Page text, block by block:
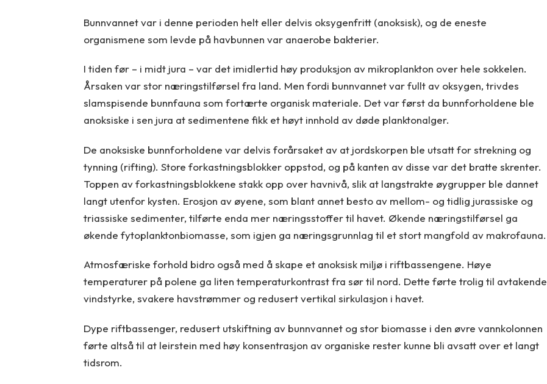
Bunnvannet var i denne perioden helt eller delvis oksygenfritt (anoksisk), og de eneste
organismene som levde på havbunnen var anaerobe bakterier.
I tiden før – i midt jura – var det imidlertid høy produksjon av mikroplankton over hele sokkelen.
Årsaken var stor næringstilførsel fra land. Men fordi bunnvannet var fullt av oksygen, trivdes
slamspisende bunnfauna som fortærte organisk materiale. Det var først da bunnforholdene ble
anoksiske i sen jura at sedimentene fikk et høyt innhold av døde planktonalger.
De anoksiske bunnforholdene var delvis forårsaket av at jordskorpen ble utsatt for strekning og
tynning (rifting). Store forkastningsblokker oppstod, og på kanten av disse var det bratte skrenter.
Toppen av forkastningsblokkene stakk opp over havnivå, slik at langstrakte øygrupper ble dannet
langt utenfor kysten. Erosjon av øyene, som blant annet besto av mellom- og tidlig jurassiske og
triassiske sedimenter, tilførte enda mer næringsstoffer til havet. Økende næringstilførsel ga
økende fytoplanktonbiomasse, som igjen ga næringsgrunnlag til et stort mangfold av makrofauna.
Atmosfæriske forhold bidro også med å skape et anoksisk miljø i riftbassengene. Høye
temperaturer på polene ga liten temperaturkontrast fra sør til nord. Dette førte trolig til avtakende
vindstyrke, svakere havstrømmer og redusert vertikal sirkulasjon i havet.
Dype riftbassenger, redusert utskiftning av bunnvannet og stor biomasse i den øvre vannkolonnen
førte altså til at leirstein med høy konsentrasjon av organiske rester kunne bli avsatt over et langt
tidsrom.